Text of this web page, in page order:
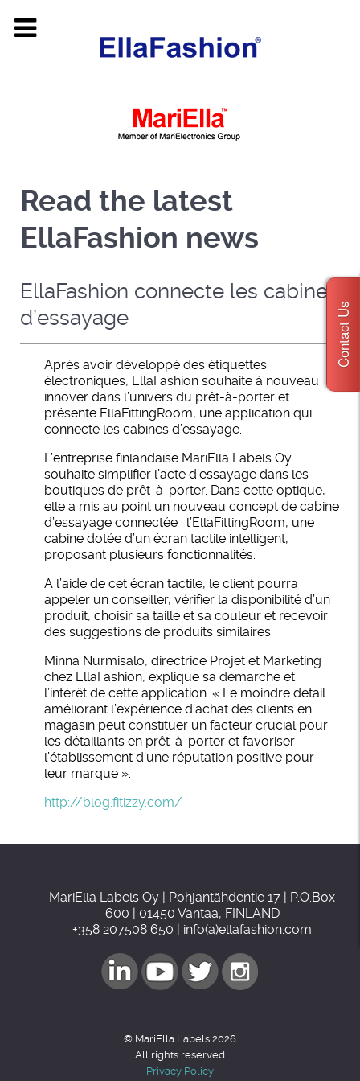
Read the latest
EllaFashion news
EllaFashion connecte les cabines
d’essayage
Après avoir développé des étiquettes
électroniques, EllaFashion souhaite à nouveau
innover dans l’univers du prêt-à-porter et
présente EllaFittingRoom, une application qui
connecte les cabines d’essayage.
L’entreprise finlandaise MariElla Labels Oy
souhaite simplifier l’acte d’essayage dans les
boutiques de prêt-à-porter. Dans cette optique,
elle a mis au point un nouveau concept de cabine
d’essayage connectée : l’EllaFittingRoom, une
cabine dotée d’un écran tactile intelligent,
proposant plusieurs fonctionnalités.
A l’aide de cet écran tactile, le client pourra
appeler un conseiller, vérifier la disponibilité d’un
produit, choisir sa taille et sa couleur et recevoir
des suggestions de produits similaires.
Minna Nurmisalo, directrice Projet et Marketing
chez EllaFashion, explique sa démarche et
l’intérêt de cette application. « Le moindre détail
améliorant l’expérience d’achat des clients en
magasin peut constituer un facteur crucial pour
les détaillants en prêt-à-porter et favoriser
l’établissement d’une réputation positive pour
leur marque ».
http://blog.fitizzy.com/
MariElla Labels Oy | Pohjantähdentie 17 | P.O.Box
600 | 01450 Vantaa, FINLAND
+358 207508 650 | info(a)ellafashion.com
© MariElla Labels 2026
All rights reserved
Privacy Policy
Contact Us